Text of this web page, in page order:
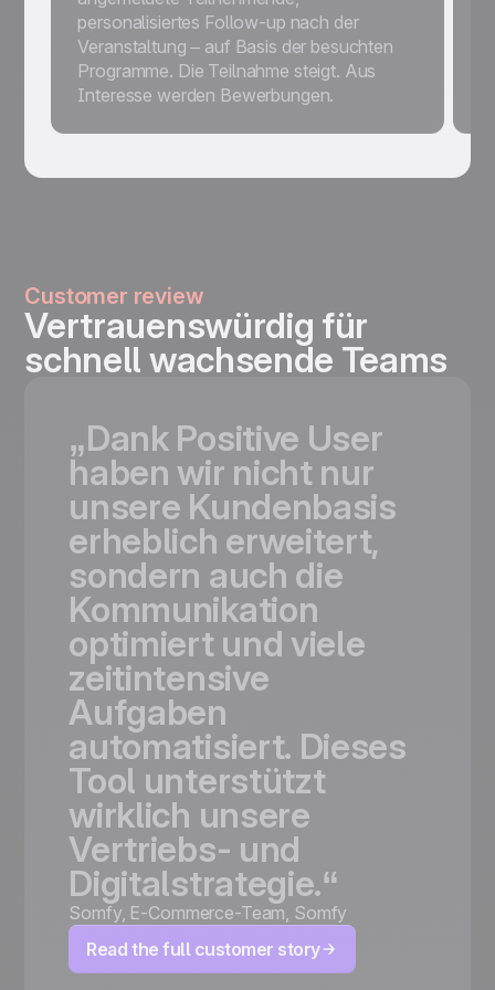
personalisiertes Follow-up nach der
Veranstaltung – auf Basis der besuchten
Programme. Die Teilnahme steigt. Aus
Interesse werden Bewerbungen.
Customer review
Vertrauenswürdig für
schnell wachsende Teams
„Dank Positive User
haben wir nicht nur
unsere Kundenbasis
erheblich erweitert,
sondern auch die
Kommunikation
optimiert und viele
zeitintensive
Aufgaben
automatisiert. Dieses
Tool unterstützt
wirklich unsere
Vertriebs- und
Digitalstrategie.“
Somfy, E-Commerce-Team, Somfy
Read the full customer story